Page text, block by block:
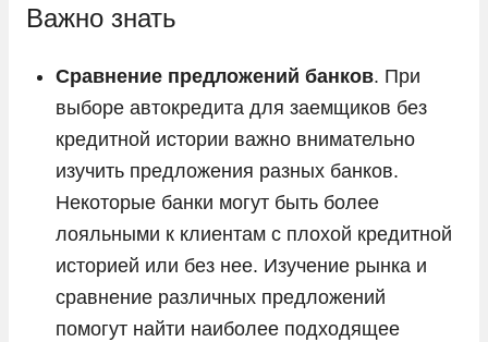
Voyah
ГАЗ
Москвич
УАЗ
Важно знать
Сравнение предложений банков. При
выборе автокредита для заемщиков без
кредитной истории важно внимательно
изучить предложения разных банков.
Некоторые банки могут быть более
лояльными к клиентам с плохой кредитной
историей или без нее. Изучение рынка и
сравнение различных предложений
помогут найти наиболее подходящее